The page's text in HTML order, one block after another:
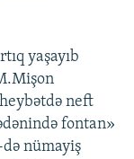
yaşayıb
neft
fontan»
nümayiş